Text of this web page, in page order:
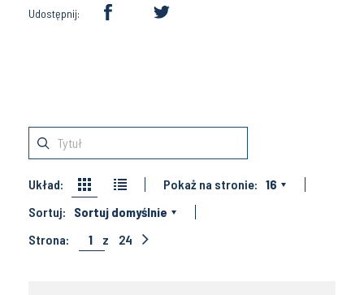
Udostępnij:
Układ: Pokaż na stronie: 16
Sortuj:
Sortuj domyślnie
Strona:
1 z 24